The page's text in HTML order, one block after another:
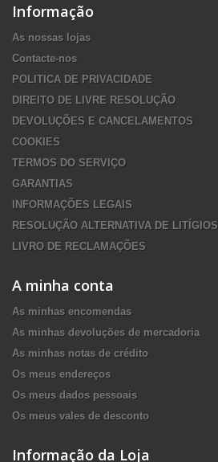
Informação
As nossas lojas
Contacte-nos
POLITICA DE PRIVACIDADE
DIREITO DE LIVRE RESOLUÇÃO
DEVOLUÇÕES E CANCELAMENTOS
COOKIES
TERMOS DO SERVIÇO
GARANTIAS
INFORMAÇÕES LEGAIS
RESOLUÇÃO ALTERNATIVA DE LITÍGIOS
LIVRO DE RECLAMAÇÕES
A minha conta
As minhas encomendas
As minhas devoluções de mercadoria
As minhas notas de crédito
Os meus endereços
Os meus dados pessoais
Os meus vales de desconto
Informação da Loja